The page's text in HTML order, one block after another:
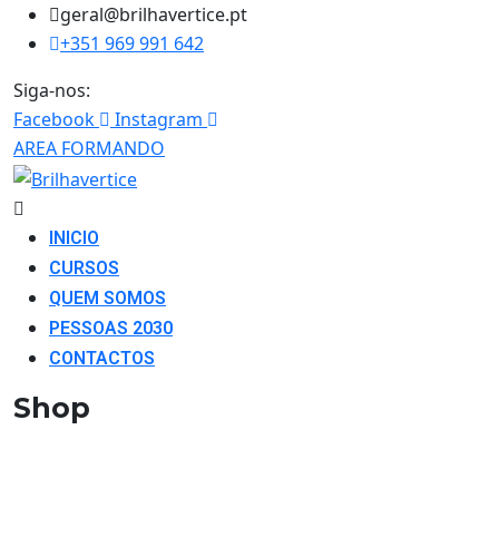
geral@brilhavertice.pt
+351 969 991 642
Siga-nos:
Facebook
Instagram
AREA FORMANDO
INICIO
CURSOS
QUEM SOMOS
PESSOAS 2030
CONTACTOS
Shop